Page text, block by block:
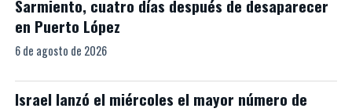
Sarmiento, cuatro días después de desaparecer
en Puerto López
6 de agosto de 2026
Israel lanzó el miércoles el mayor número de